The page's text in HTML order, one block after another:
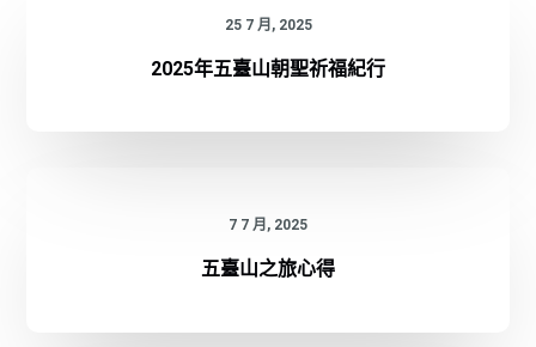
25 7 月, 2025
2025年五臺山朝聖祈福紀行
7 7 月, 2025
五臺山之旅心得